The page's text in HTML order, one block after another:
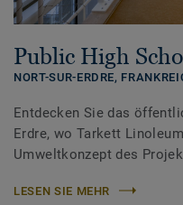
Public High
NORT-SUR-ERDRE,
Entdecken Sie das
Erdre, wo Tarkett
Umweltkonzept des
LESEN SIE MEHR